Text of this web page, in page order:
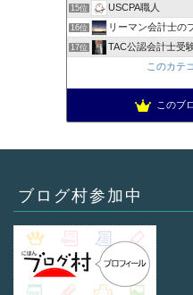
15位 USCPA職人
16位 リーマン会計士の
17位
TAC公認会計士
このカテ
このブ
ブログ村参加中